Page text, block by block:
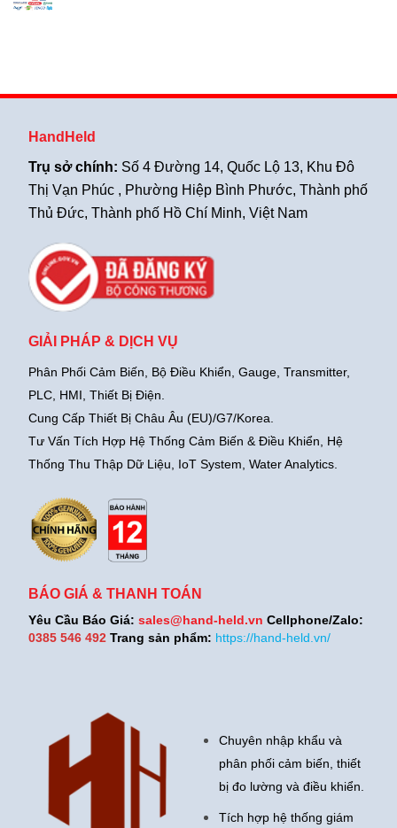
Toàn
HandHeld
Trụ sở chính: Số 4 Đường 14, Quốc Lộ 13, Khu Đô
Thị Vạn Phúc , Phường Hiệp Bình Phước, Thành phố
Thủ Đức, Thành phố Hồ Chí Minh, Việt Nam
GIẢI PHÁP & DỊCH VỤ
Phân Phối Cảm Biến, Bộ Điều Khiển, Gauge, Transmitter,
PLC, HMI, Thiết Bị Điện.
Cung Cấp Thiết Bị Châu Âu (EU)/G7/Korea.
Tư Vấn Tích Hợp Hệ Thống Cảm Biến & Điều Khiển, Hệ
Thống Thu Thập Dữ Liệu, IoT System, Water Analytics.
BÁO GIÁ & THANH TOÁN
Yêu Cầu Báo Giá: sales@hand-held.vn Cellphone/Zalo:
0385 546 492Trang sản phẩm: https://hand-held.vn/
Chuyên nhập khẩu và
phân phối cảm biến, thiết
bị đo lường và điều khiển.
Tích hợp hệ thống giám